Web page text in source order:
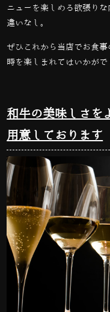
ニューを楽しめる欲張り
違いなし。
ぜひこれから当店でお食
時を楽しまれてはいかがで
和牛の美味しさを
用意しております